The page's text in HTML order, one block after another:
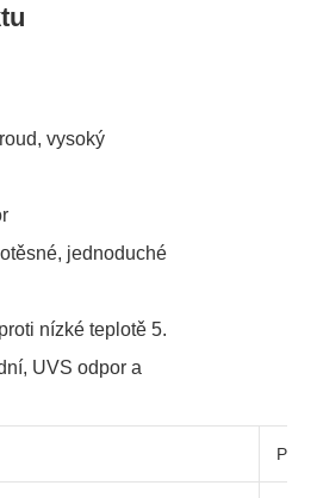
vysoký
jednoduché
nízké teplotě 5.
UVS odpor a